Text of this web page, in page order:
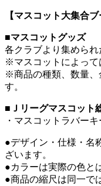
【マスコット大集合
■マスコットグッズ
各クラブより集められ
※マスコットによって
※商品の種類、数量、
す。
■Ｊリーグマスコット
・マスコットラバー
●デザイン・仕様・名
ざいます。
●カラーは実際の色と
●商品の縮尺は同一で